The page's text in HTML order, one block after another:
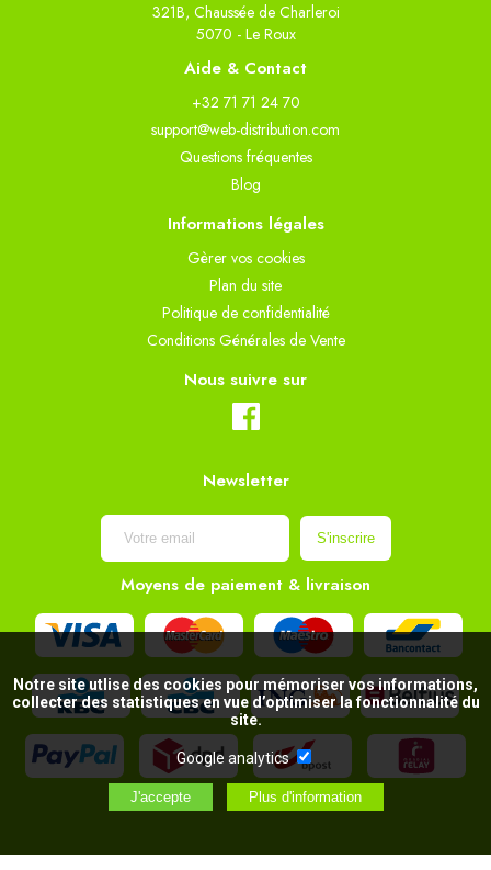
321B, Chaussée de Charleroi
5070 - Le Roux
Aide & Contact
+32 71 71 24 70
support@web-distribution.com
Questions fréquentes
Blog
Informations légales
Gèrer vos cookies
Plan du site
Politique de confidentialité
Conditions Générales de Vente
Nous suivre sur
Newsletter
Moyens de paiement & livraison
Notre site utlise des cookies pour mémoriser vos informations,
collecter des statistiques en vue d’optimiser la fonctionnalité du
site.
Google analytics